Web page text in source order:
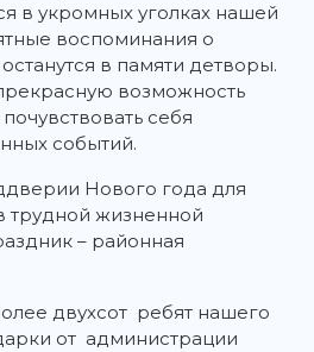
в укромных уголках нашей
воспоминания о
в памяти детворы.
возможность
себя
событий.
Нового года для
трудной жизненной
– районная
двухсот ребят нашего
от администрации